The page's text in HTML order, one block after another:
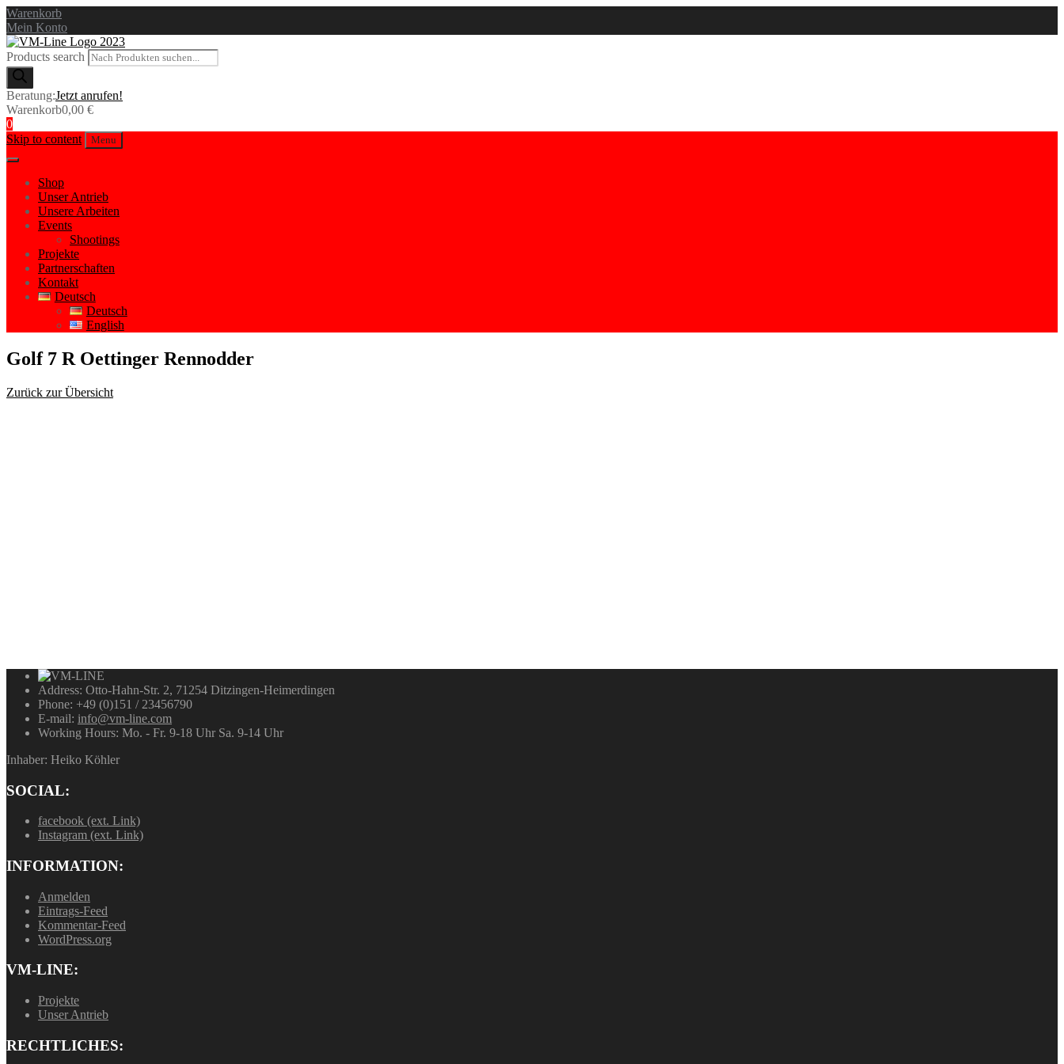
Warenkorb
Mein Konto
Products search
Beratung:Jetzt anrufen!
Warenkorb0,00 €
0
Skip to content
Menu
Shop
Unser Antrieb
Unsere Arbeiten
Events
Shootings
Projekte
Partnerschaften
Kontakt
Deutsch
Deutsch
English
Golf7 R Oettinger Rennodder
Zurück zur Übersicht
Address: Otto-Hahn-Str. 2, 71254 Ditzingen-Heimerdingen
Phone: +49 (0)151 / 23456790
E-mail: info@vm-line.com
Working Hours: Mo. - Fr. 9-18 Uhr Sa. 9-14 Uhr
Inhaber: Heiko Köhler
SOCIAL:
facebook (ext. Link)
Instagram (ext. Link)
INFORMATION:
Anmelden
Eintrags-Feed
Kommentar-Feed
WordPress.org
VM-LINE:
Projekte
Unser Antrieb
RECHTLICHES: